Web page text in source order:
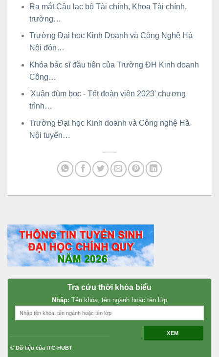
Ra mắt Câu lạc bộ Tài chính, Khoa Tài chính,
trường…
Trường Đại học Kinh Doanh và Công Nghệ Hà
Nội đón…
Khóa bác sĩ đầu tiên của Trường ĐH Kinh doanh
Công…
'Xuân đùm bọc - Tết đoàn viên 2023' chương
trình…
Trường Đại học Kinh doanh và Công nghệ Hà
Nội tuyển…
Tra cứu thời khóa biểu
Nhập: Tên khóa, tên ngành hoặc tên lớp
XEM
© Dữ liệu của ITC-HUBT